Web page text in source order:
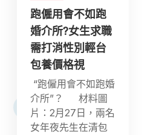
跑僱用會不如跑
婚介所?女生求職
需打消性別輕台
包養價格視
“跑僱用會不如跑婚
介所”？ 材料圖
片：2月27日，兩名
女年夜先生在清包